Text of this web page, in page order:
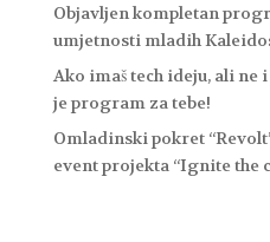
Objavljen kompletan
umjetnosti mladih
Ako imaš tech ideju, ali ne
je program za tebe!
Omladinski pokret
event projekta “Ignite the